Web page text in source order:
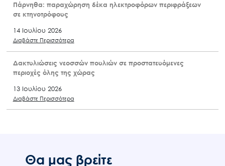
Πάρνηθα: παραχώρηση δέκα ηλεκτροφόρων περιφράξεων
σε κτηνοτρόφους
14 Ιουλίου 2026
Διαβάστε Περισσότερα
Δακτυλιώσεις νεοσσών πουλιών σε προστατευόμενες
περιοχές όλης της χώρας
13 Ιουλίου 2026
Διαβάστε Περισσότερα
Θα μας βρείτε